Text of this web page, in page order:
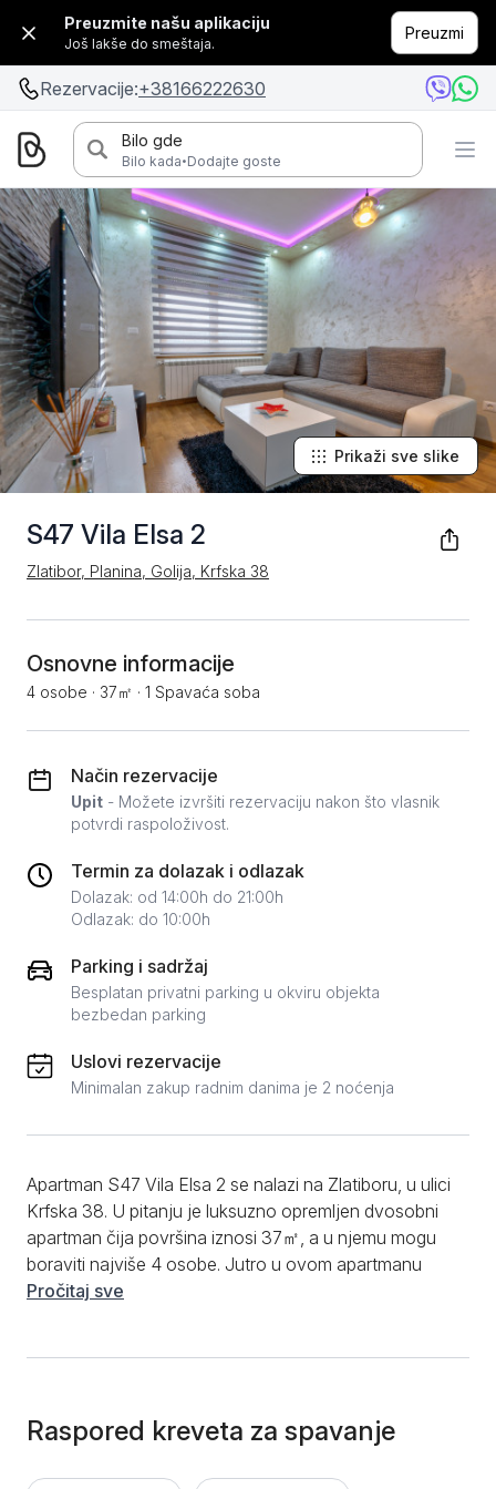
Preuzmite našu aplikaciju
Još lakše do smeštaja.
Preuzmi
Rezervacije:+38166222630
Bilo gde
Bilo kada·Dodajte goste
S47 Vila Elsa 2
Zlatibor, Planina, Golija, Krfska 38
Prikaži sve slike
Osnovne informacije
4 osobe · 37㎡ · 1 Spavaća soba
Način rezervacije
Upit - Možete izvršiti rezervaciju nakon što vlasnik
potvrdi raspoloživost.
Termin za dolazak i odlazak
Dolazak: od 14:00h do 21:00h
Odlazak: do 10:00h
Parking i sadržaj
Besplatan privatni parking u okviru objekta
bezbedan parking
Uslovi rezervacije
Minimalan zakup radnim danima je 2 noćenja
Apartman S47 Vila Elsa 2 se nalazi na Zlatiboru, u ulici
Krfska 38. U pitanju je luksuzno opremljen dvosobni
apartman čija površina iznosi 37㎡, a u njemu mogu
boraviti najviše 4 osobe. Jutro u ovom apartmanu
možete započeti u moderno opremljenoj kuhinji,
trpezarijski sto i stolice, koji će obrok učiniti još lepšim
i jednostavnijim. Jutarnju kafu možete popiti i u
dvorištu apartmana, gde postoji baštenski nameštaj,
Pročitaj sve
Raspored kreveta za spavanje